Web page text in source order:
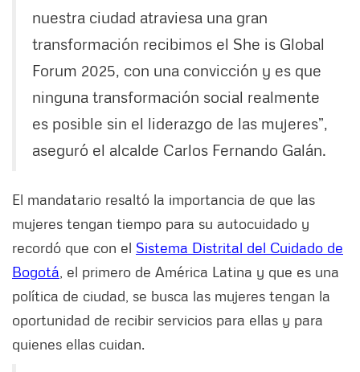
nuestra ciudad atraviesa una gran
transformación recibimos el She is Global
Forum 2025, con una convicción y es que
ninguna transformación social realmente
es posible sin el liderazgo de las mujeres”,
aseguró el alcalde Carlos Fernando Galán.
El mandatario resaltó la importancia de que las
mujeres tengan tiempo para su autocuidado y
recordó que con el Sistema Distrital del Cuidado de
Bogotá , el primero de América Latina y que es una
política de ciudad, se busca las mujeres tengan la
oportunidad de recibir servicios para ellas y para
quienes ellas cuidan.